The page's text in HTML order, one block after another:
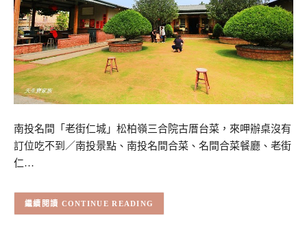
南投名間「老街仁城」松柏嶺三合院古厝台菜，來呷辦桌沒有
訂位吃不到／南投景點、南投名間合菜、名間合菜餐廳、老街
仁…
CONTINUE READING